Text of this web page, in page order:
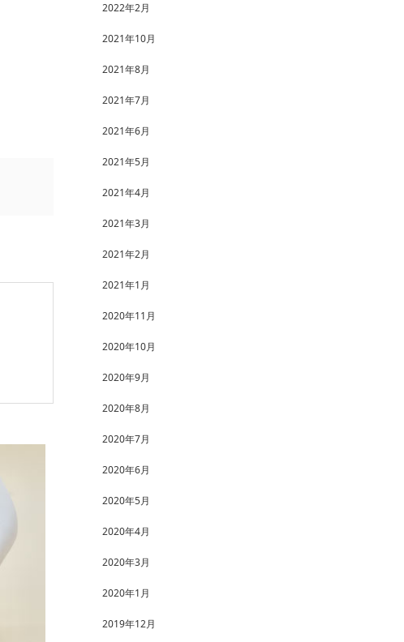
2022年2月
2021年10月
2021年8月
2021年7月
2021年6月
2021年5月
2021年4月
2021年3月
2021年2月
2021年1月
2020年11月
2020年10月
2020年9月
2020年8月
2020年7月
2020年6月
2020年5月
2020年4月
2020年3月
2020年1月
2019年12月